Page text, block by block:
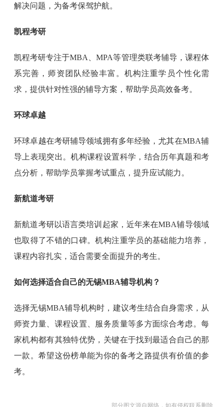
解决问题，为备考保驾护航。
凯程考研
凯程考研专注于MBA、MPA等管理类联考辅导，课程体
系完善，师资团队经验丰富。机构注重学员个性化需
求，提供针对性强的辅导方案，帮助学员高效备考。
环球卓越
环球卓越在考研辅导领域拥有多年经验，尤其在MBA辅
导上表现突出。机构课程设置科学，结合历年真题和考
点分析，帮助学员掌握考试重点，提升应试能力。
新航道考研
新航道考研以语言类培训起家，近年来在MBA辅导领域
也取得了不错的口碑。机构注重学员的基础能力培养，
课程内容扎实，适合需要全面提升的考生。
如何选择适合自己的无锡MBA辅导机构？
选择无锡MBA辅导机构时，建议考生结合自身需求，从
师资力量、课程设置、服务质量等多方面综合考虑。每
家机构都有其独特优势，关键在于找到最适合自己的那
一款。希望这份榜单能为你的备考之路提供有价值的参
考。
部分图文源自网络，如有侵权联系删除